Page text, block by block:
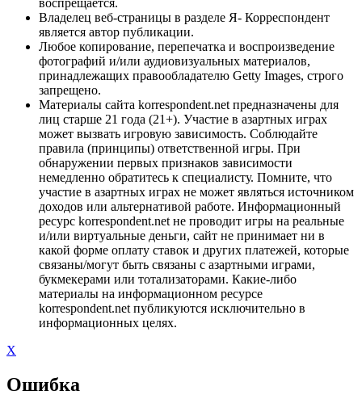
воспрещается.
Владелец веб-страницы в разделе Я- Корреспондент
является автор публикации.
Любое копирование, перепечатка и воспроизведение
фотографий и/или аудиовизуальных материалов,
принадлежащих правообладателю Getty Images, строго
запрещено.
Материалы сайта korrespondent.net предназначены для
лиц старше 21 года (21+). Участие в азартных играх
может вызвать игровую зависимость. Соблюдайте
правила (принципы) ответственной игры. При
обнаружении первых признаков зависимости
немедленно обратитесь к специалисту. Помните, что
участие в азартных играх не может являться источником
доходов или альтернативой работе. Информационный
ресурс korrespondent.net не проводит игры на реальные
и/или виртуальные деньги, сайт не принимает ни в
какой форме оплату ставок и других платежей, которые
связаны/могут быть связаны с азартными играми,
букмекерами или тотализаторами. Какие-либо
материалы на информационном ресурсе
korrespondent.net публикуются исключительно в
информационных целях.
X
Ошибка